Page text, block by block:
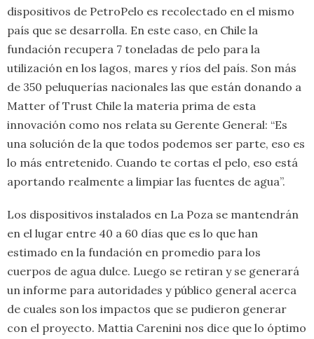
dispositivos de PetroPelo es recolectado en el mismo
país que se desarrolla. En este caso, en Chile la
fundación recupera 7 toneladas de pelo para la
utilización en los lagos, mares y ríos del país. Son más
de 350 peluquerías nacionales las que están donando a
Matter of Trust Chile la materia prima de esta
innovación como nos relata su Gerente General: “Es
una solución de la que todos podemos ser parte, eso es
lo más entretenido. Cuando te cortas el pelo, eso está
aportando realmente a limpiar las fuentes de agua”.
Los dispositivos instalados en La Poza se mantendrán
en el lugar entre 40 a 60 días que es lo que han
estimado en la fundación en promedio para los
cuerpos de agua dulce. Luego se retiran y se generará
un informe para autoridades y público general acerca
de cuales son los impactos que se pudieron generar
con el proyecto. Mattia Carenini nos dice que lo óptimo